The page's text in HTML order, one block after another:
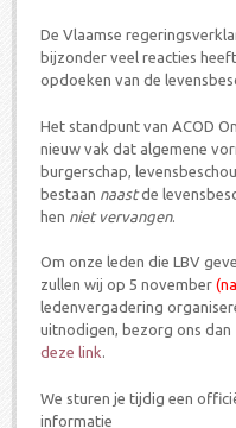
De Vlaamse
bijzonder veel reacties
opdoeken van de
Het standpunt van ACOD
nieuw vak dat algemene
burgerschap,
bestaan naastde
hen niet vervangen.
Om onze leden die LBV
zullen wij op 5 november
ledenvergadering
uitnodigen, bezorg ons dan
deze link.
We sturen je tijdig een
informatie